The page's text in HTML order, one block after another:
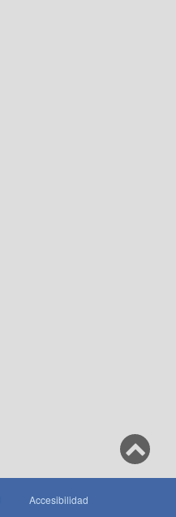
Accesibilidad